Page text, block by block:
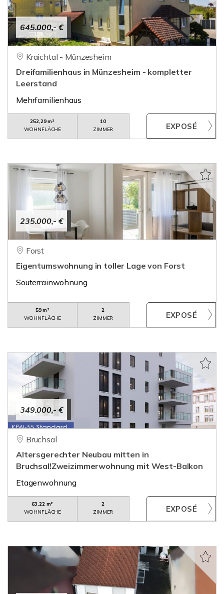
645.000,- €
Kraichtal - Münzesheim
Dreifamilienhaus in Münzesheim - kompletter
Leerstand
Mehrfamilienhaus
252,29 m²
WOHNFLÄCHE
10
ZIMMER
235.000,- €
Forst
Eigentumswohnung in toller Lage von Forst
Souterrainwohnung
59 m²
WOHNFLÄCHE
2
ZIMMER
349.000,- €
Bruchsal
Altersgerechter Neubau mitten in
Bruchsal!Zweizimmerwohnung mit West-Balkon
Etagenwohnung
63,22 m²
WOHNFLÄCHE
2
ZIMMER